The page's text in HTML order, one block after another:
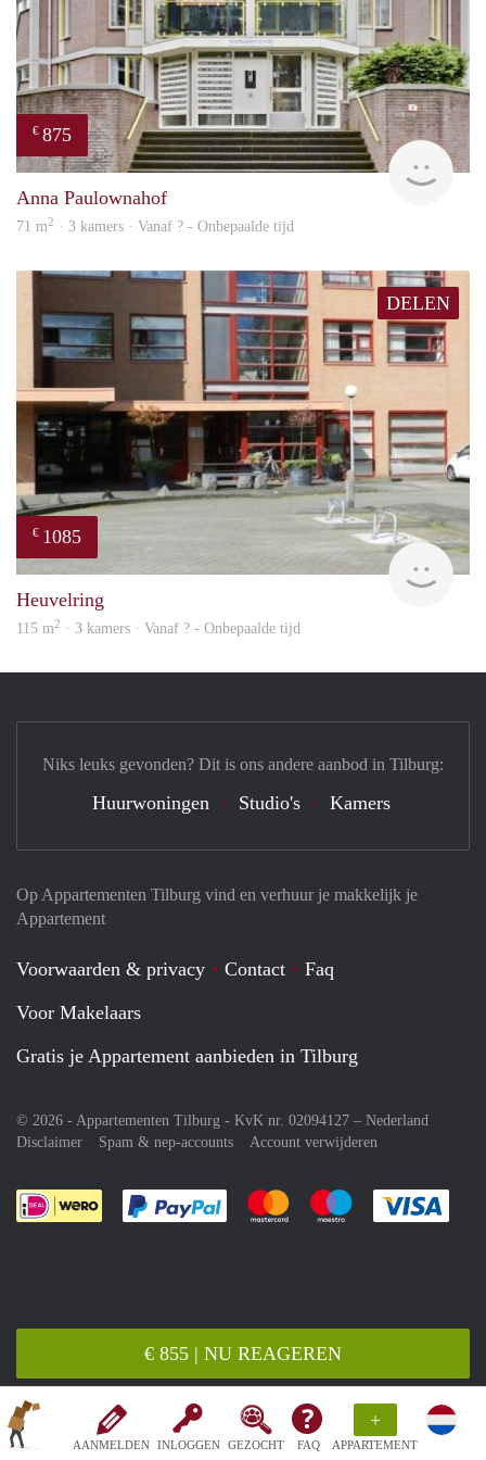
AANMELDEN INLOGGEN GEZOCHT FAQ
+
APPARTEMENT
€ 855 | NU REAGEREN
€ 875
Anna Paulownahof
71 m2 · 3 kamers · Vanaf ? - Onbepaalde tijd
DELEN
€ 1085
Heuvelring
115 m2 · 3 kamers · Vanaf ? - Onbepaalde tijd
Op Appartementen Tilburg vind en verhuur je makkelijk je
Appartement
Voorwaarden & privacy Contact
Faq
Voor Makelaars
Gratis je Appartement aanbieden in Tilburg
© 2026 - Appartementen Tilburg - KvK nr. 02094127 – Nederland
Disclaimer
Spam & nep-accounts Account verwijderen
Je rekent gemakkelijk af met Paypal
Je rekent gemakkelijk af met
Je rekent
Niks leuks gevonden? Dit is ons andere aanbod in Tilburg:
Huurwoningen Studio's Kamers